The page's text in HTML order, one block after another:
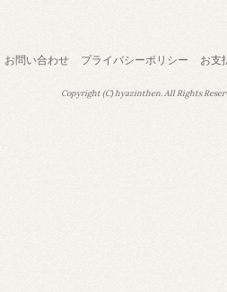
お問い合わせ プライバシーポリシー お支
Copyright (C) hyazinthen. All Rights